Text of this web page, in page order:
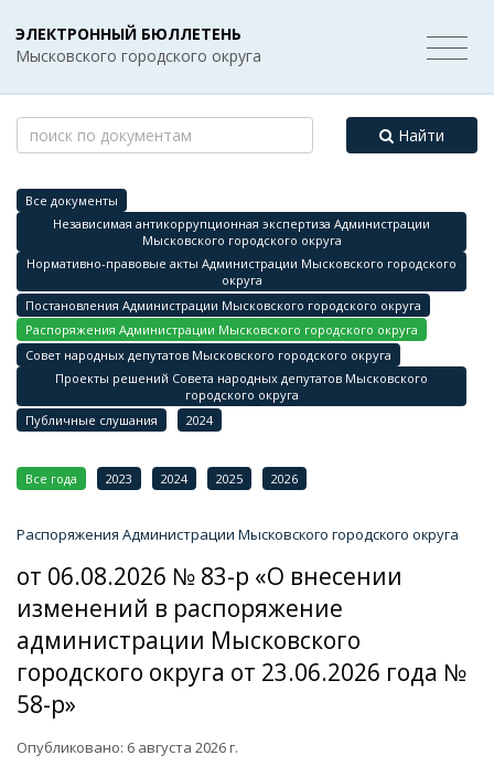
ЭЛЕКТРОННЫЙ БЮЛЛЕТЕНЬ
Мысковского городского округа
Найти
Все документы
Независимая антикоррупционная экспертиза Администрации
Мысковского городского округа
Нормативно-правовые акты Администрации Мысковского городского
округа
Постановления Администрации Мысковского городского округа
Распоряжения Администрации Мысковского городского округа
Совет народных депутатов Мысковского городского округа
Проекты решений Совета народных депутатов Мысковского
городского округа
Публичные слушания
2024
Все года 2023 2024 2025 2026
Распоряжения Администрации Мысковского городского округа
от 06.08.2026 № 83-р «О внесении
изменений в распоряжение
администрации Мысковского
городского округа от 23.06.2026 года №
58-р»
Опубликовано: 6 августа 2026 г.